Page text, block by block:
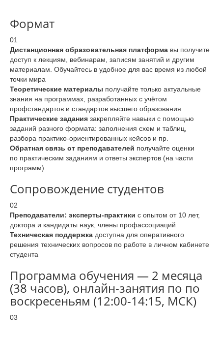
Формат
01
Дистанционная образовательная платформа вы получите
доступ к лекциям, вебинарам, записям занятий и другим
материалам. Обучайтесь в удобное для вас время из любой
точки мира
Теоретические материалы получайте только актуальные
знания на программах, разработанных с учётом
профстандартов и стандартов высшего образования
Практические задания закрепляйте навыки с помощью
заданий разного формата: заполнения схем и таблиц,
разбора практико-ориентированных кейсов и пр.
Обратная связь от преподавателей получайте оценки
по практическим заданиям и ответы экспертов (на части
программ)
Сопровождение студентов
02
Преподаватели: эксперты-практики с опытом от 10 лет,
доктора и кандидаты наук, члены профассоциаций
Техническая поддержка доступна для оперативного
решения технических вопросов по работе в личном кабинете
студента
Программа обучения — 2 месяца
(38 часов), онлайн-занятия по по
воскресеньям (12:00-14:15, МСК)
03